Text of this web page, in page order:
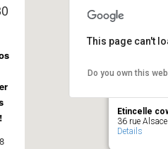
Etincelle
36 rue
Details
This page can't
Do you own this